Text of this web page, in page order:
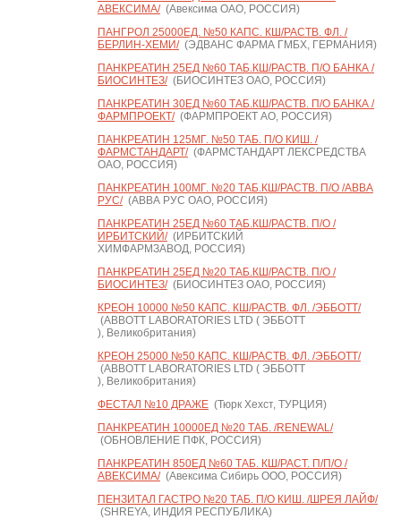
АВЕКСИМА/(Авексима ОАО, РОССИЯ)
ПАНГРОЛ 25000ЕД. №50 КАПС. КШ/РАСТВ. ФЛ. /
БЕРЛИН-ХЕМИ/(ЭДВАНС ФАРМА ГМБХ, ГЕРМАНИЯ)
ПАНКРЕАТИН 25ЕД №60 ТАБ.КШ/РАСТВ. П/О БАНКА /
БИОСИНТЕЗ/(БИОСИНТЕЗ ОАО, РОССИЯ)
ПАНКРЕАТИН 30ЕД №60 ТАБ.КШ/РАСТВ. П/О БАНКА /
ФАРМПРОЕКТ/(ФАРМПРОЕКТ АО, РОССИЯ)
ПАНКРЕАТИН 125МГ. №50 ТАБ. П/О КИШ. /
ФАРМСТАНДАРТ/(ФАРМСТАНДАРТ ЛЕКСРЕДСТВА
ОАО, РОССИЯ)
ПАНКРЕАТИН 100МГ. №20 ТАБ.КШ/РАСТВ. П/О /АВВА
РУС/(АВВА РУС ОАО, РОССИЯ)
ПАНКРЕАТИН 25ЕД №60 ТАБ.КШ/РАСТВ. П/О /
ИРБИТСКИЙ/(ИРБИТСКИЙ
ХИМФАРМЗАВОД, РОССИЯ)
ПАНКРЕАТИН 25ЕД №20 ТАБ.КШ/РАСТВ. П/О /
БИОСИНТЕЗ/(БИОСИНТЕЗ ОАО, РОССИЯ)
КРЕОН 10000 №50 КАПС. КШ/РАСТВ. ФЛ. /ЭББОТТ/
(ABBOTT LABORATORIES LTD ( ЭББОТТ
), Великобритания)
КРЕОН 25000 №50 КАПС. КШ/РАСТВ. ФЛ. /ЭББОТТ/
(ABBOTT LABORATORIES LTD ( ЭББОТТ
), Великобритания)
ФЕСТАЛ №10 ДРАЖЕ(Тюрк Хехст, ТУРЦИЯ)
ПАНКРЕАТИН 10000ЕД №20 ТАБ. /RENEWAL/
(ОБНОВЛЕНИЕ ПФК, РОССИЯ)
ПАНКРЕАТИН 850ЕД №60 ТАБ. КШ/РАСТ. П/П/О /
АВЕКСИМА/(Авексима Сибирь ООО, РОССИЯ)
ПЕНЗИТАЛ ГАСТРО №20 ТАБ. П/О КИШ. /ШРЕЯ ЛАЙФ/
(SHREYA, ИНДИЯ РЕСПУБЛИКА)